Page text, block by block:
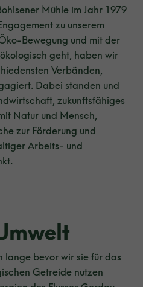
Mühle im Jahr 1979
zu unserem
Bewegung und mit der
geht, haben wir
Verbänden,
Dabei standen und
zukunftsfähiges
Natur und Mensch,
zur Förderung und
Arbeits- und
lange bevor wir sie für das
Getreide nutzen